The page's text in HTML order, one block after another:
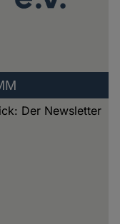
Der Newsletter